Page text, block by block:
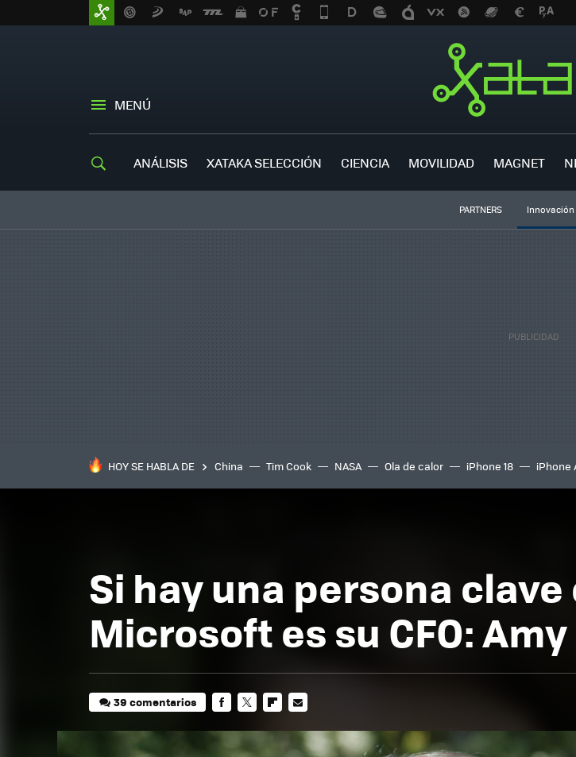
MENÚ
ANÁLISIS XATAKA SELECCIÓN CIENCIA MOVILIDAD MAGNET
PARTNERS Innovación
HOY SE HABLA DE China Tim Cook NASA Ola de calor iPhone 18 iPhone
Si hay una persona
Microsoft es su CFO:
39 comentarios